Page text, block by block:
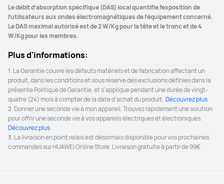
Le débit d’absorption spécifique (DAS) local quantifie l’exposition de
l’utilisateurs aux ondes électromagnétiques de l’équipement concerné.
Le DAS maximal autorisé est de 2 W/Kg pour la tête et le tronc et de 4
W/Kg pour les membres.
Plus d'informations:
1. La Garantie couvre les défauts matériels et de fabrication affectant un
produit, dans les conditions et sous réserve des exclusions définies dans la
présente Politique de Garantie, et s'applique pendant une durée de vingt-
quatre (24) mois à compter de la date d'achat du produit. Découvrez plus
2. Donner une seconde vie à mon appareil. Trouvez rapidement une solution
Découvrez plus
3. La livraison en point relais est désormais disponible pour vos prochaines
commandes sur HUAWEI Online Store. Livraison gratuite à partir de 99€